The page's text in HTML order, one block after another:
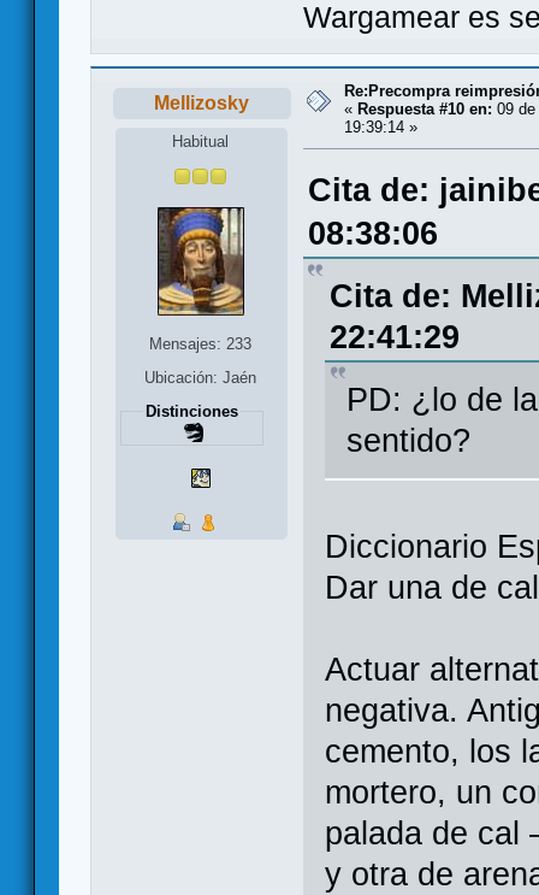
Wargamear es
Mellizosky
Habitual
Mensajes: 233
Ubicación: Jaén
Distinciones
Re:Precompra
« Respuesta #10 en: 09
19:39:14 »
Cita de:
08:38:06
Cita de:
22:41:29
PD: ¿lo de
sentido?
Diccionario
Dar una de
Actuar
negativa.
cemento, los
mortero, un
palada de
y otra de